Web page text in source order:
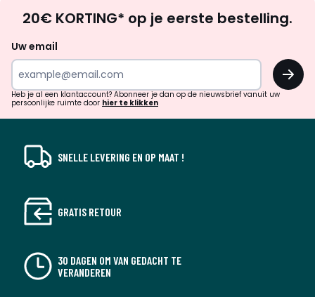
zoek
inspiratie
verrassingen?
20€ KORTING* op je eerste bestelling.
Uw email
OK
Heb je al een klantaccount? Abonneer je dan op de nieuwsbrief vanuit uw
persoonlijke ruimte door hier te klikken
SNELLE LEVERING EN OP MAAT !
GRATIS RETOUR
30 DAGEN OM VAN GEDACHT TE
VERANDEREN